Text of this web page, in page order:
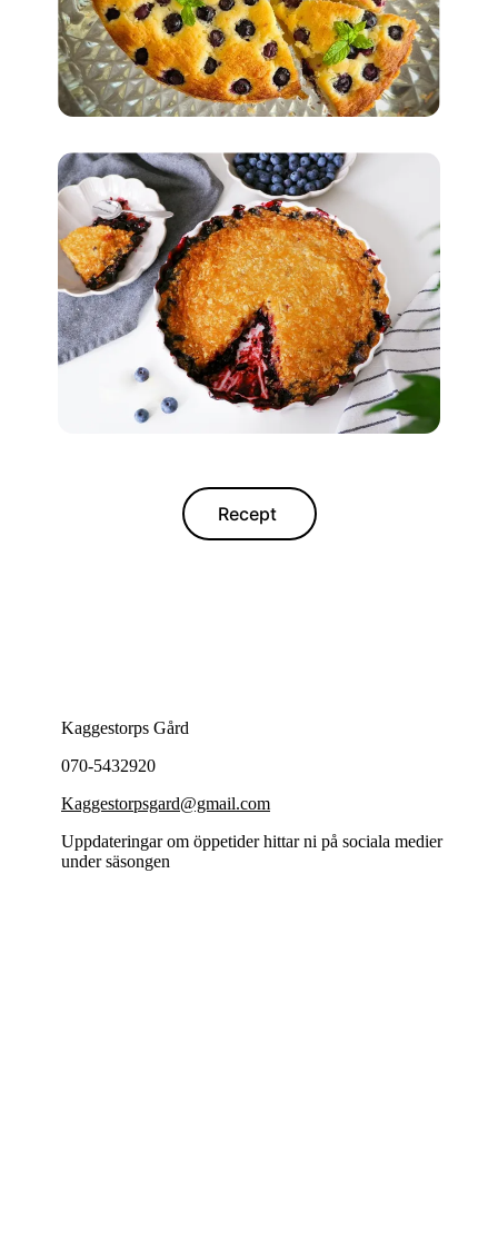
Recept
Kaggestorps Gård
070-5432920
Kaggestorpsgard@gmail.com
Uppdateringar om öppetider hittar ni på sociala medier
under säsongen